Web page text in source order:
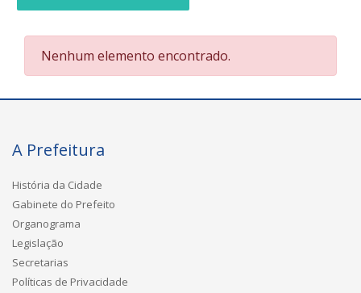
Nenhum elemento encontrado.
A Prefeitura
História da Cidade
Gabinete do Prefeito
Organograma
Legislação
Secretarias
Políticas de Privacidade